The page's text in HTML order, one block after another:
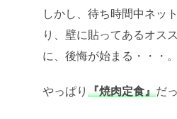
しかし、待ち時間中ネッ
り、壁に貼ってあるオス
に、後悔が始まる・・・。
やっぱり 『焼肉定食』だ